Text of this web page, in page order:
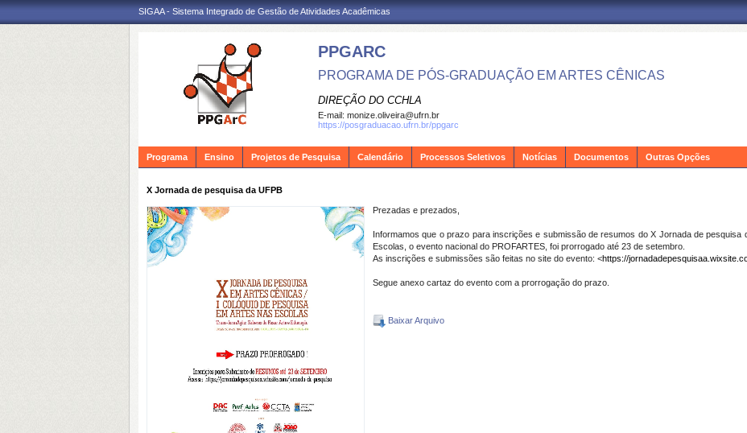
SIGAA - Sistema Integrado de Gestão de Atividades Acadêmicas
PPGARC
PROGRAMA DE PÓS-GRADUAÇÃO EM ARTES CÊNICAS
DIREÇÃO DO CCHLA
E-mail: monize.oliveira@ufrn.br
https://posgraduacao.ufrn.br/ppgarc
Programa Ensino Projetos de Pesquisa Calendário Processos Seletivos Notícias Documentos Outras Opções
X Jornada de pesquisa da UFPB
Prezadas e prezados,
Informamos que o prazo para inscrições e submissão de resumos do X Jornada de pesquisa
Escolas, o evento nacional do PROFARTES, foi prorrogado até 23 de setembro.
As inscrições e submissões são feitas no site do evento: <https://
Segue anexo cartaz do evento com a prorrogação do prazo.
Baixar Arquivo